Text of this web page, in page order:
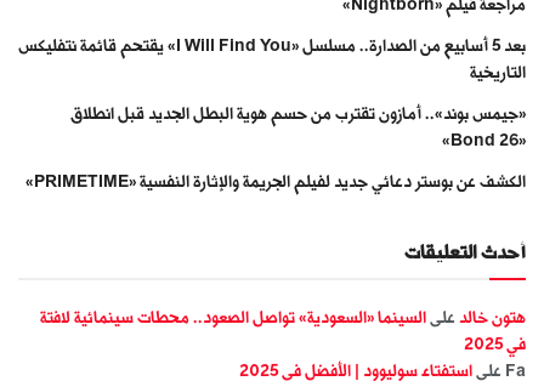
مراجعة فيلم «Nightborn»
بعد 5 أسابيع من الصدارة.. مسلسل «I Will Find You» يقتحم قائمة نتفليكس
التاريخية
«جيمس بوند».. أمازون تقترب من حسم هوية البطل الجديد قبل انطلاق
«Bond 26»
الكشف عن بوستر دعائي جديد لفيلم الجريمة والإثارة النفسية «PRIMETIME»
أحدث التعليقات
هتون خالد على السينما «السعودية» تواصل الصعود.. محطات سينمائية لافتة
في 2025
Fa على استفتاء سوليوود | الأفضل في 2025